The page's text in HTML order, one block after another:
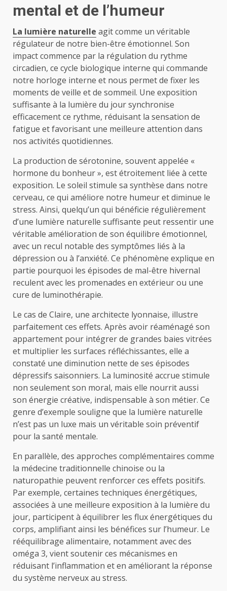
mental et de l’humeur
La lumière naturelle agit comme un véritable
régulateur de notre bien-être émotionnel. Son
impact commence par la régulation du rythme
circadien, ce cycle biologique interne qui commande
notre horloge interne et nous permet de fixer les
moments de veille et de sommeil. Une exposition
suffisante à la lumière du jour synchronise
efficacement ce rythme, réduisant la sensation de
fatigue et favorisant une meilleure attention dans
nos activités quotidiennes.
La production de sérotonine, souvent appelée «
hormone du bonheur », est étroitement liée à cette
exposition. Le soleil stimule sa synthèse dans notre
cerveau, ce qui améliore notre humeur et diminue le
stress. Ainsi, quelqu’un qui bénéficie régulièrement
d’une lumière naturelle suffisante peut ressentir une
véritable amélioration de son équilibre émotionnel,
avec un recul notable des symptômes liés à la
dépression ou à l’anxiété. Ce phénomène explique en
partie pourquoi les épisodes de mal-être hivernal
reculent avec les promenades en extérieur ou une
cure de luminothérapie.
Le cas de Claire, une architecte lyonnaise, illustre
parfaitement ces effets. Après avoir réaménagé son
appartement pour intégrer de grandes baies vitrées
et multiplier les surfaces réfléchissantes, elle a
constaté une diminution nette de ses épisodes
dépressifs saisonniers. La luminosité accrue stimule
non seulement son moral, mais elle nourrit aussi
son énergie créative, indispensable à son métier. Ce
genre d’exemple souligne que la lumière naturelle
n’est pas un luxe mais un véritable soin préventif
pour la santé mentale.
En parallèle, des approches complémentaires comme
la médecine traditionnelle chinoise ou la
naturopathie peuvent renforcer ces effets positifs.
Par exemple, certaines techniques énergétiques,
associées à une meilleure exposition à la lumière du
jour, participent à équilibrer les flux énergétiques du
corps, amplifiant ainsi les bénéfices sur l’humeur. Le
rééquilibrage alimentaire, notamment avec des
oméga 3, vient soutenir ces mécanismes en
réduisant l’inflammation et en améliorant la réponse
du système nerveux au stress.